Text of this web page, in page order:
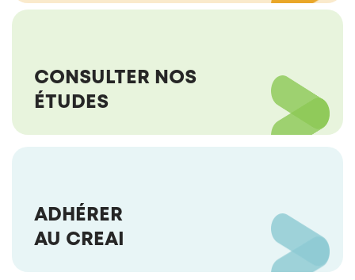
CONSULTER NOS
ÉTUDES
ADHÉRER
AU CREAI